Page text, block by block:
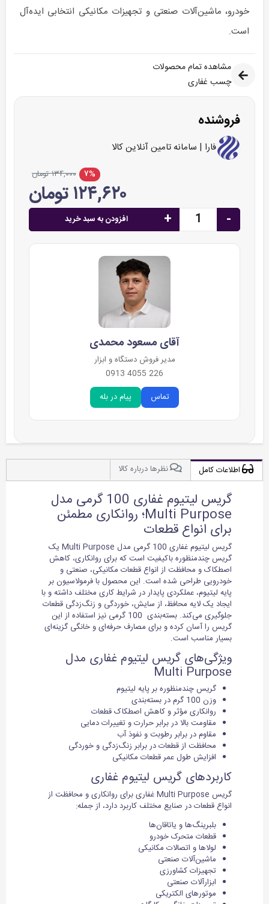
خودرو، ماشین‌آلات صنعتی و تجهیزات مکانیکی انتخابی ایده‌آل
است.
مشاهده تمام محصولات
چسب غفاری
فروشنده
فارا | سامانه تامین آنلاین کالا
۱۳۴,۰۰۰ تومان ۷%
۱۲۴,۶۲۰ تومان
-
+ افزودن به سبد خرید
آقای مسعود محمدی
مدیر فروش دستگاه و ابزار
226 4055 0913
تماس
پیام در بله
اطلاعات کامل نظرها درباره کالا
گریس لیتیوم غفاری 100 گرمی مدل
Multi Purpose؛ روانکاری مطمئن
برای انواع قطعات
گریس لیتیوم غفاری 100 گرمی مدل Multi Purpose یک
گریس چندمنظوره باکیفیت است که برای روانکاری، کاهش
اصطکاک و محافظت از انواع قطعات مکانیکی، صنعتی و
خودرویی طراحی شده است. این محصول با فرمولاسیون بر
پایه لیتیوم، عملکردی پایدار در شرایط کاری مختلف داشته و با
ایجاد یک لایه محافظ، از سایش، خوردگی و زنگ‌زدگی قطعات
جلوگیری می‌کند. بسته‌بندی 100 گرمی نیز استفاده از این
گریس را آسان کرده و برای مصارف حرفه‌ای و خانگی گزینه‌ای
بسیار مناسب است.
ویژگی‌های گریس لیتیوم غفاری مدل
Multi Purpose
گریس چندمنظوره بر پایه لیتیوم
وزن 100 گرم در بسته‌بندی
روانکاری مؤثر و کاهش اصطکاک قطعات
مقاومت بالا در برابر حرارت و تغییرات دمایی
مقاوم در برابر رطوبت و نفوذ آب
محافظت از قطعات در برابر زنگ‌زدگی و خوردگی
افزایش طول عمر قطعات مکانیکی
کاربردهای گریس لیتیوم غفاری
گریس Multi Purpose غفاری برای روانکاری و محافظت از
انواع قطعات در صنایع مختلف کاربرد دارد، از جمله:
بلبرینگ‌ها و یاتاقان‌ها
قطعات متحرک خودرو
لولاها و اتصالات مکانیکی
ماشین‌آلات صنعتی
تجهیزات کشاورزی
ابزارآلات صنعتی
موتورهای الکتریکی